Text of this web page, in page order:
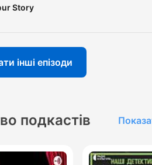
Story
інші епізоди
подкастів